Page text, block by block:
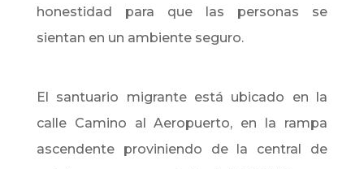
honestidad para que las personas se
sientan en un ambiente seguro.
El santuario migrante está ubicado en la
calle Camino al Aeropuerto, en la rampa
ascendente proviniendo de la central de